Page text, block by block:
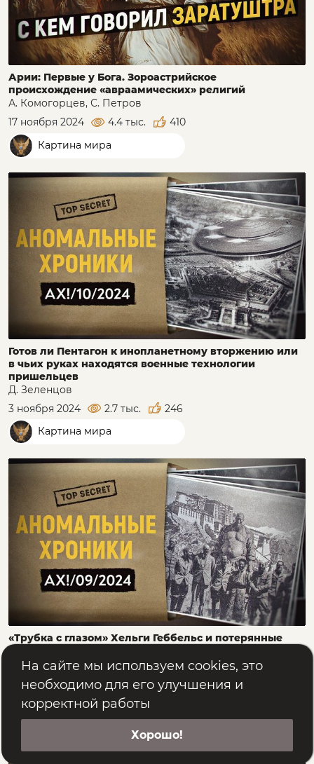
Арии: Первые у Бога. Зороастрийское
происхождение «авраамических» религий
А. Комогорцев, С. Петров
17 ноября 2024
4.4 тыс.
410
Картина мира
Готов ли Пентагон к инопланетному вторжению или
в чьих руках находятся военные технологии
пришельцев
Д. Зеленцов
3 ноября 2024
2.7 тыс.
246
Картина мира
«Трубка с глазом» Хельги Геббельс и потерянные
гиганты Атлантиды
А. Комогорцев, Е. Съянова
5 октября 2024
3.8 тыс.
510
Картина мира
На сайте мы используем cookies, это
необходимо для его улучшения и
корректной работы
Хорошо!